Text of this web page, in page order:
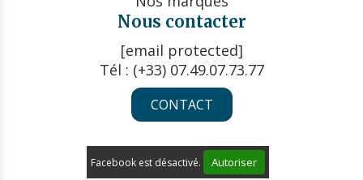
Nous contacter
[email protected]
Tél : (+33) 07.49.07.73.77
CONTACT
Facebook est désactivé. Autoriser